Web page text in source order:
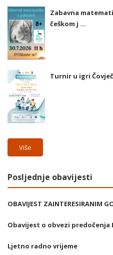
Zabavna
češkom j ...
Turnir u igri
Više
Posljednje obavijesti
OBAVIJEST ZAINTERESIRANIM
Obavijest o obvezi predočenja
Ljetno radno vrijeme